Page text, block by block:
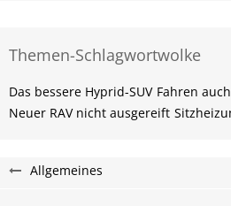
Themen-Schlagwortwolke
Das bessere Hyprid-SUV Fahren
Neuer RAV nicht ausgereift
Allgemeines